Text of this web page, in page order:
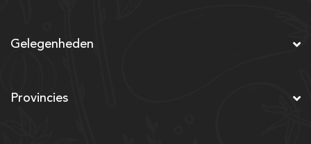
Gelegenheden
Provincies